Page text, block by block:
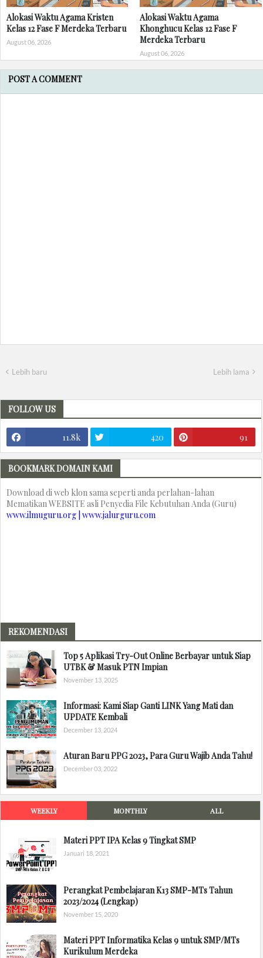
Alokasi Waktu Agama Kristen
Kelas 12 Fase F Merdeka Terbaru
August 06, 2026
Alokasi Waktu Agama
Khonghucu Kelas 12 Fase F
Merdeka Terbaru
August 06, 2026
POST A COMMENT
Lebih baru Lebih lama
FOLLOW US
11.8k 420 91
BOOKMARK DOMAIN KAMI
Download di web klon sama seperti anda perlahan-lahan
Mematikan WEBSITE asli Penyedia File Kebutuhan Anda (Guru)
www.ilmuguru.org | www.jalurguru.com
REKOMENDASI
Top 5 Aplikasi Try-Out Online Berbayar untuk Siap
UTBK & Masuk PTN Impian
November 13, 2025
Informasi: Kami Siap Ganti LINK Yang Mati dan
UPDATE Kembali
December 13, 2024
Aturan Baru PPG 2023, Para Guru Wajib Anda Tahu!
December 03, 2022
WEEKLY MONTHLY ALL
Materi PPT IPA Kelas 9 Tingkat SMP
Januari 18, 2021
Perangkat Pembelajaran K13 SMP-MTs Tahun
2023/2024 (Lengkap)
November 15, 2020
Materi PPT Informatika Kelas 9 untuk SMP/MTs
Kurikulum Merdeka